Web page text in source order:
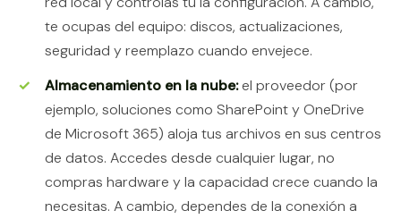
te ocupas del equipo: discos, actualizaciones,
seguridad y reemplazo cuando envejece.
Almacenamiento en la nube:el proveedor (por
ejemplo, soluciones como SharePoint y OneDrive
de Microsoft 365) aloja tus archivos en sus centros
de datos. Accedes desde cualquier lugar, no
compras hardware y la capacidad crece cuando la
necesitas. A cambio, dependes de la conexión a